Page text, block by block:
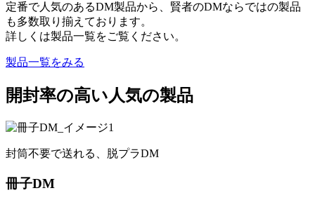
定番で人気のあるDM製品から、賢者のDMならではの製品
も多数取り揃えております。
詳しくは製品一覧をご覧ください。
製品一覧をみる
開封率の高い人気の製品
封筒不要で送れる、脱プラDM
冊子DM